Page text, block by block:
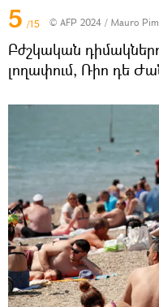
5 /15 © AFP 2024 / Mauro
Բժշկական
լողափում, Ռիո դե